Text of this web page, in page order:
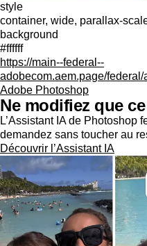
style
container, wide, parallax-
background
#ffffff
https://main--federal--
adobecom.aem.page/federal/
Adobe Photoshop
Ne modifiez que
L’Assistant IA de Photoshop
demandez sans toucher au
Découvrir l’Assistant IA